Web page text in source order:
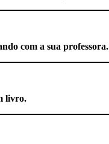
com a sua professora.
livro.